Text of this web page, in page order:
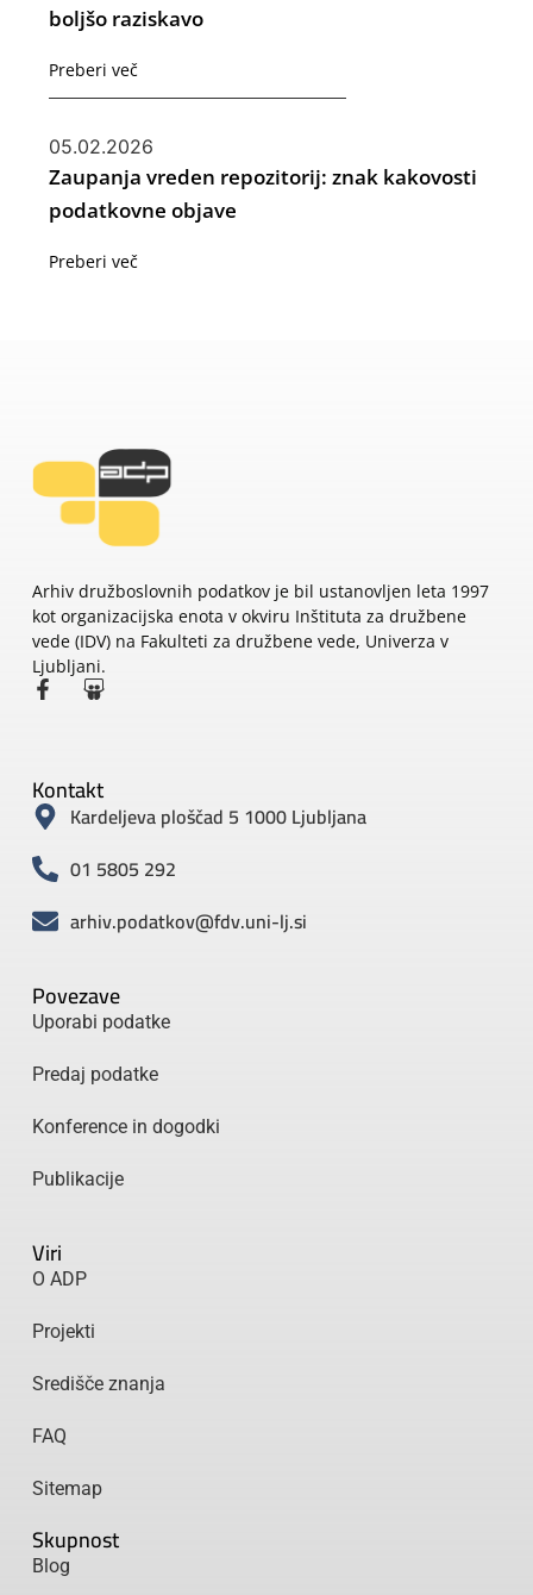
boljšo raziskavo
Preberi več
05.02.2026
Zaupanja vreden repozitorij: znak kakovosti
podatkovne objave
Preberi več
Arhiv družboslovnih podatkov je bil ustanovljen leta 1997
kot organizacijska enota v okviru Inštituta za družbene
vede (IDV) na Fakulteti za družbene vede, Univerza v
Ljubljani.
Povezave
Uporabi podatke
Predaj podatke
Konference in dogodki
Publikacije
Viri
O ADP
Projekti
Središče znanja
FAQ
Sitemap
Skupnost
Blog
Kontakt
Kardeljeva ploščad 5 1000 Ljubljana
01 5805 292
arhiv.podatkov@fdv.uni-lj.si